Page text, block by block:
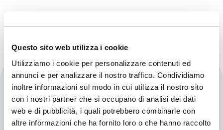
Questo sito web utilizza i cookie
Utilizziamo i cookie per personalizzare contenuti ed
annunci e per analizzare il nostro traffico. Condividiamo
inoltre informazioni sul modo in cui utilizza il nostro sito
con i nostri partner che si occupano di analisi dei dati
web e di pubblicità, i quali potrebbero combinarle con
altre informazioni che ha fornito loro o che hanno raccolto
Mgm Autoservice Di Domesi
Paolo
Autorizzata: